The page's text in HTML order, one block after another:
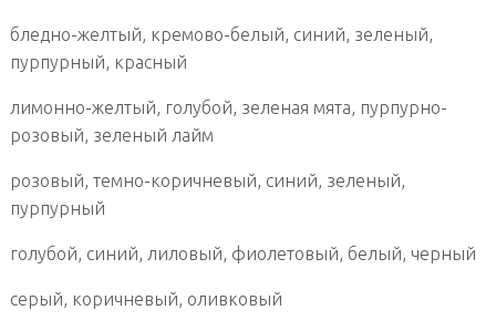
бледно-желтый, кремово-белый, синий, зеленый,
пурпурный, красный
лимонно-желтый, голубой, зеленая мята, пурпурно-
розовый, зеленый лайм
розовый, темно-коричневый, синий, зеленый,
пурпурный
голубой, синий, лиловый, фиолетовый, белый, черный
серый, коричневый, оливковый